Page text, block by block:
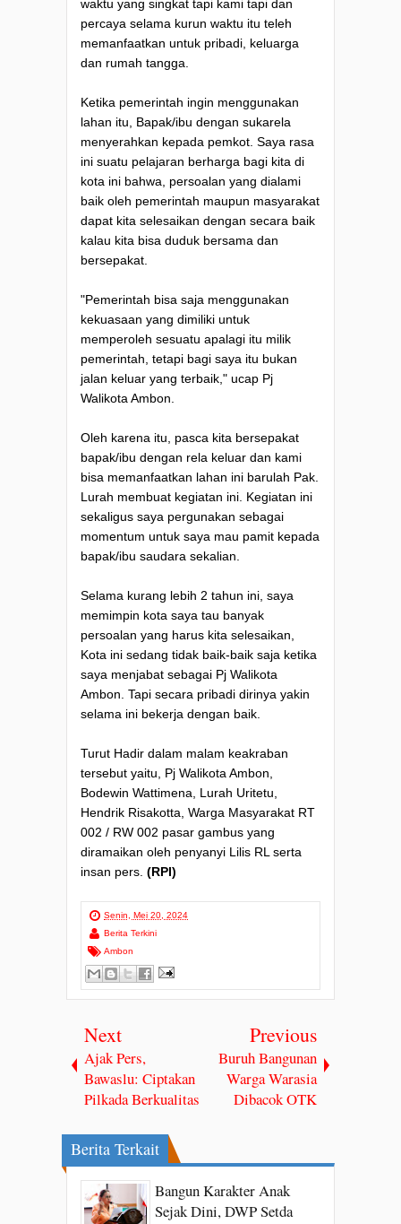
waktu yang singkat tapi kami tapi dan
percaya selama kurun waktu itu teleh
memanfaatkan untuk pribadi, keluarga
dan rumah tangga.
Ketika pemerintah ingin menggunakan
lahan itu, Bapak/ibu dengan sukarela
menyerahkan kepada pemkot. Saya rasa
ini suatu pelajaran berharga bagi kita di
kota ini bahwa, persoalan yang dialami
baik oleh pemerintah maupun masyarakat
dapat kita selesaikan dengan secara baik
kalau kita bisa duduk bersama dan
bersepakat.
"Pemerintah bisa saja menggunakan
kekuasaan yang dimiliki untuk
memperoleh sesuatu apalagi itu milik
pemerintah, tetapi bagi saya itu bukan
jalan keluar yang terbaik," ucap Pj
Walikota Ambon.
Oleh karena itu, pasca kita bersepakat
bapak/ibu dengan rela keluar dan kami
bisa memanfaatkan lahan ini barulah Pak.
Lurah membuat kegiatan ini. Kegiatan ini
sekaligus saya pergunakan sebagai
momentum untuk saya mau pamit kepada
bapak/ibu saudara sekalian.
Selama kurang lebih 2 tahun ini, saya
memimpin kota saya tau banyak
persoalan yang harus kita selesaikan,
Kota ini sedang tidak baik-baik saja ketika
saya menjabat sebagai Pj Walikota
Ambon. Tapi secara pribadi dirinya yakin
selama ini bekerja dengan baik.
Turut Hadir dalam malam keakraban
tersebut yaitu, Pj Walikota Ambon,
Bodewin Wattimena, Lurah Uritetu,
Hendrik Risakotta, Warga Masyarakat RT
002 / RW 002 pasar gambus yang
diramaikan oleh penyanyi Lilis RL serta
insan pers. (RPI)
Senin, Mei 20, 2024
Berita Terkini
Ambon
Next
Ajak Pers,
Bawaslu: Ciptakan
Pilkada Berkualitas
Previous
Buruh Bangunan
Warga Warasia
Dibacok OTK
Berita Terkait
Bangun Karakter Anak
Sejak Dini, DWP Setda